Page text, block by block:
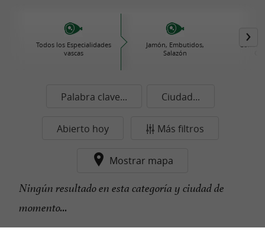
Todos los Especialidades
vascas
Jamón, Embutidos,
Salazón
Palabra clave... Ciudad...
Abierto hoy Más filtros
Mostrar mapa
Ningún resultado en esta categoría y ciudad de
momento...